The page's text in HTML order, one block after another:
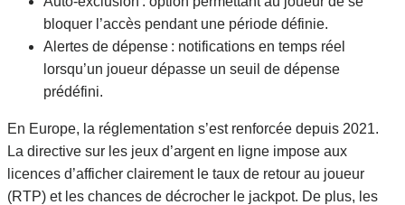
bloquer l’accès pendant une période définie.
Alertes de dépense : notifications en temps réel
lorsqu’un joueur dépasse un seuil de dépense
prédéfini.
En Europe, la réglementation s’est renforcée depuis 2021.
La directive sur les jeux d’argent en ligne impose aux
licences d’afficher clairement le taux de retour au joueur
(RTP) et les chances de décrocher le jackpot. De plus, les